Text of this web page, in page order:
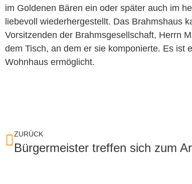
im Goldenen Bären ein oder später auch im
liebevoll wiederhergestellt. Das Brahmshaus
Vorsitzenden der Brahmsgesellschaft, Herrn
dem Tisch, an dem er sie komponierte. Es ist
Wohnhaus ermöglicht.
ZURÜCK
Bürgermeister treffen sich zum